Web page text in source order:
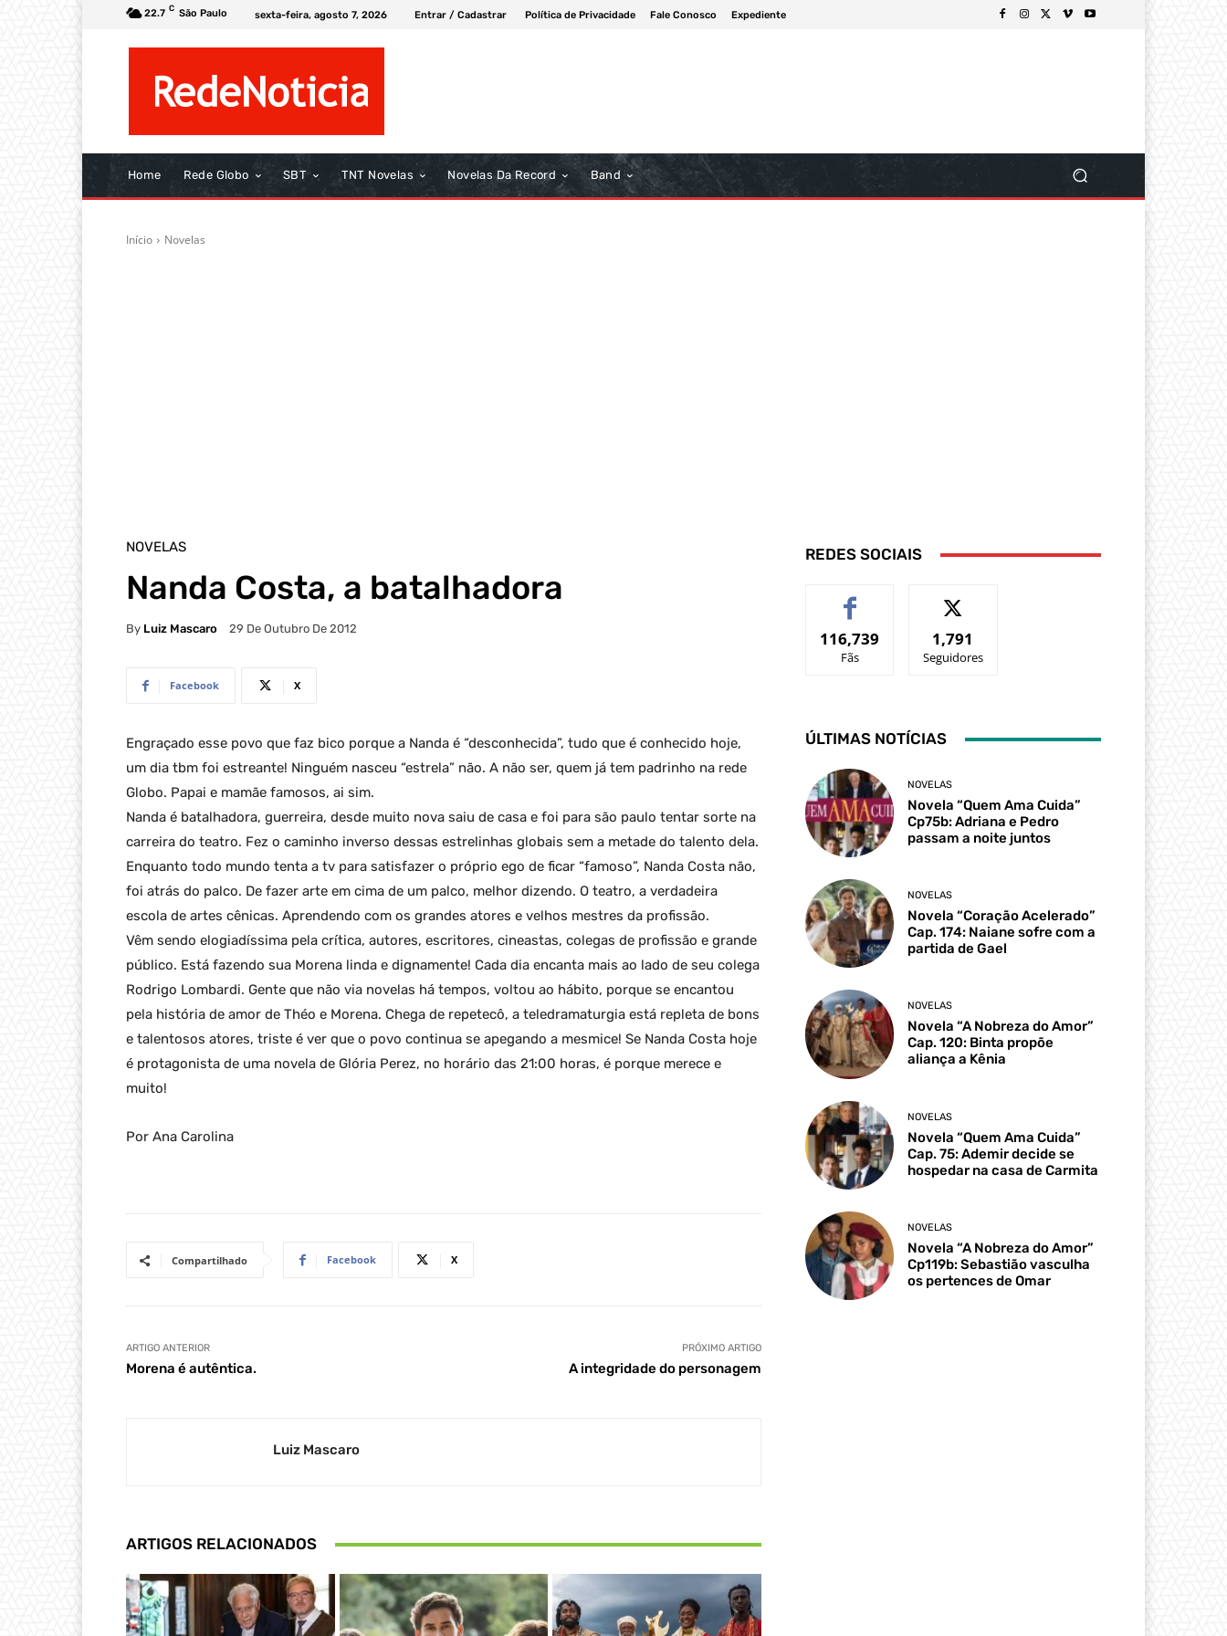
22.7 C São Paulo sexta-feira, agosto 7, 2026 Entrar / Cadastrar Política de Privacidade Fale Conosco Expediente
Home Rede Globo SBT TNT Novelas Novelas Da Record Band
Início Novelas
NOVELAS
Nanda Costa, a batalhadora
By Luiz Mascaro 29 De Outubro De 2012
Facebook X
Engraçado esse povo que faz bico porque a Nanda é “desconhecida”, tudo que é conhecido hoje,
um dia tbm foi estreante! Ninguém nasceu “estrela” não. A não ser, quem já tem padrinho na rede
Globo. Papai e mamãe famosos, ai sim.
Nanda é batalhadora, guerreira, desde muito nova saiu de casa e foi para são paulo tentar sorte na
carreira do teatro. Fez o caminho inverso dessas estrelinhas globais sem a metade do talento dela.
Enquanto todo mundo tenta a tv para satisfazer o próprio ego de ficar “famoso”, Nanda Costa não,
foi atrás do palco. De fazer arte em cima de um palco, melhor dizendo. O teatro, a verdadeira
escola de artes cênicas. Aprendendo com os grandes atores e velhos mestres da profissão.
Vêm sendo elogiadíssima pela crítica, autores, escritores, cineastas, colegas de profissão e grande
público. Está fazendo sua Morena linda e dignamente! Cada dia encanta mais ao lado de seu colega
Rodrigo Lombardi. Gente que não via novelas há tempos, voltou ao hábito, porque se encantou
pela história de amor de Théo e Morena. Chega de repetecô, a teledramaturgia está repleta de bons
e talentosos atores, triste é ver que o povo continua se apegando a mesmice! Se Nanda Costa hoje
é protagonista de uma novela de Glória Perez, no horário das 21:00 horas, é porque merece e
muito!
Por Ana Carolina
Compartilhado Facebook X
ARTIGO ANTERIOR
Morena é autêntica.
PRÓXIMO ARTIGO
A integridade do personagem
Luiz Mascaro
ARTIGOS RELACIONADOS
REDES SOCIAIS
116,739
Fãs
1,791
Seguidores
ÚLTIMAS NOTÍCIAS
NOVELAS
Novela “Quem Ama Cuida”
Cp75b: Adriana e Pedro
passam a noite juntos
NOVELAS
Novela “Coração Acelerado”
Cap. 174: Naiane sofre com a
partida de Gael
NOVELAS
Novela “A Nobreza do Amor”
Cap. 120: Binta propõe
aliança a Kênia
NOVELAS
Novela “Quem Ama Cuida”
Cap. 75: Ademir decide se
hospedar na casa de Carmita
NOVELAS
Novela “A Nobreza do Amor”
Cp119b: Sebastião vasculha
os pertences de Omar